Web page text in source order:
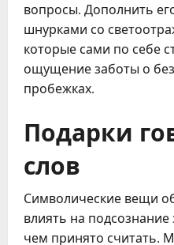
вопросы. Дополнить
шнурками со
которые сами по себе
ощущение заботы о
пробежках.
Подарки
слов
Символические вещи
влиять на
чем принято считать.